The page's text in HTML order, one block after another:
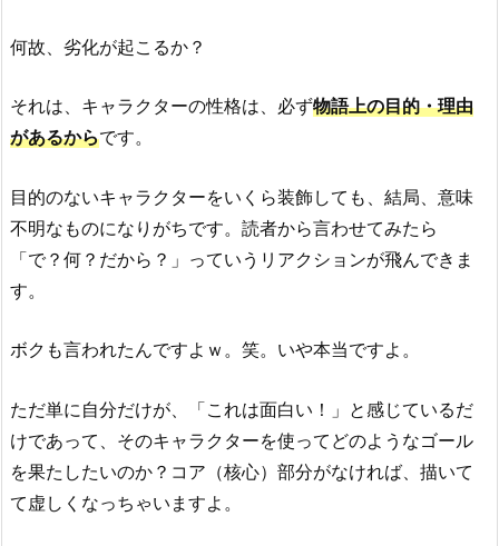
何故、劣化が起こるか？
それは、キャラクターの性格は、必ず物語上の目的・理由
があるからです。
目的のないキャラクターをいくら装飾しても、結局、意味
不明なものになりがちです。読者から言わせてみたら
「で？何？だから？」っていうリアクションが飛んできま
す。
ボクも言われたんですよｗ。笑。いや本当ですよ。
ただ単に自分だけが、「これは面白い！」と感じているだ
けであって、そのキャラクターを使ってどのようなゴール
を果たしたいのか？コア（核心）部分がなければ、描いて
て虚しくなっちゃいますよ。